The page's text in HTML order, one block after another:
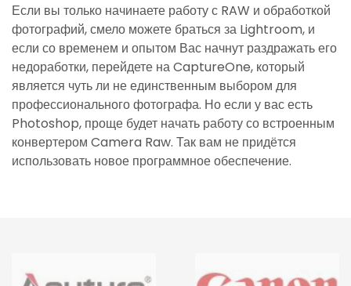
Если вы только начинаете работу с RAW и обработкой
фотографий, смело можете браться за Lightroom, и
если со временем и опытом Вас начнут раздражать его
недоработки, перейдете на CaptureOne, который
является чуть ли не единственным выбором для
профессионального фотографа. Но если у вас есть
Photoshop, проще будет начать работу со встроенным
конвертером Camera Raw. Так вам не придётся
использовать новое программное обеспечение.